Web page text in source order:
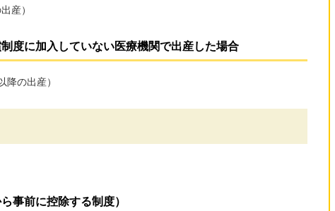
産）
度に加入していない医療機関で出産した場合
の出産）
事前に控除する制度）